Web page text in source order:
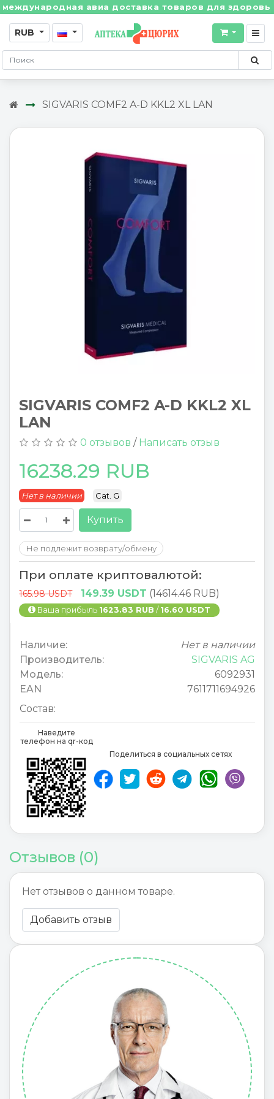
авиа доставка товаров для здоровья
RUB
SIGVARIS COMF2 A-D KKL2 XL LAN
SIGVARIS COMF2 A-D KKL2 XL
LAN
0 отзывов / Написать отзыв
16238.29 RUB
Нет в наличии Cat. G
Купить
Не подлежит возврату/обмену
При оплате криптовалютой:
165.98 USDT 149.39 USDT (14614.46 RUB)
Ваша прибыль 1623.83 RUB / 16.60 USDT
Наличие:
Нет в наличии
Производитель:
SIGVARIS AG
Модель:
6092931
EAN
7611711694926
Состав:
Наведите
телефон на qr-код
Поделиться в социальных сетях
Отзывов (0)
Нет отзывов о данном товаре.
Добавить отзыв